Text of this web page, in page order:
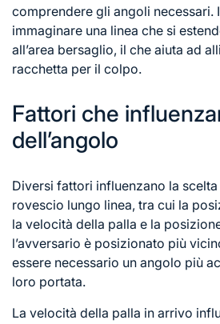
comprendere gli angoli necessari.
immaginare una linea che si
all’area bersaglio, il che aiuta ad
racchetta per il colpo.
Fattori che
dell’angolo
Diversi fattori influenzano la
rovescio lungo linea, tra cui la
la velocità della palla e la
l’avversario è posizionato più
essere necessario un angolo più
loro portata.
La velocità della palla in arrivo